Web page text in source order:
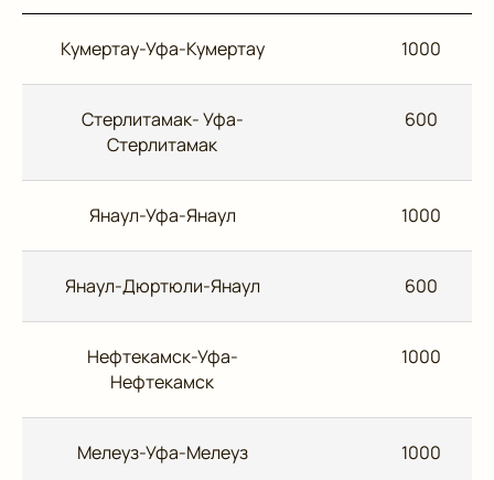
Кумертау-Уфа-Кумертау 1000
Стерлитамак- Уфа-
Стерлитамак
600
Янаул-Уфа-Янаул 1000
Янаул-Дюртюли-Янаул 600
Нефтекамск-Уфа-
Нефтекамск
1000
Мелеуз-Уфа-Мелеуз 1000